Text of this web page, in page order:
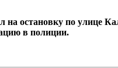
остановку по улице
в полиции.